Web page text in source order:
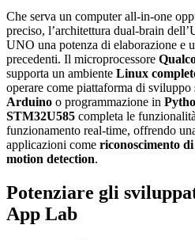
Che serva un computer all-in-one
preciso, l’architettura dual-brain
UNO una potenza di elaborazione e
precedenti. Il microprocessore
supporta un ambiente Linux
operare come piattaforma di sviluppo
Arduino o programmazione in
STM32U585 completa le
funzionamento real-time, offrendo
applicazioni come riconoscimento
motion detection.
Potenziare gli
App Lab